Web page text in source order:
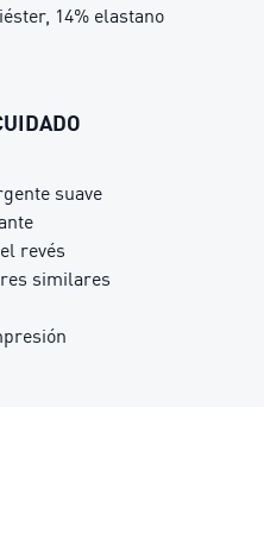
14% elastano
suave
revés
similares